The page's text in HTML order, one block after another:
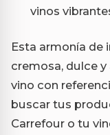
vinos
Esta armonía de
cremosa, dulce
vino con
buscar tus
Carrefour o tu